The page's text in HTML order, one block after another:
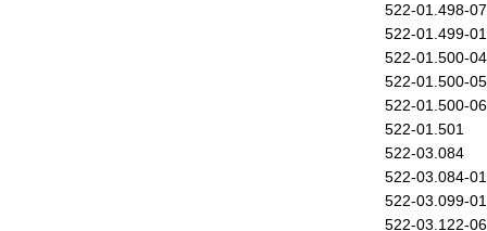
522-01.498-07
522-01.499-01
522-01.500-04
522-01.500-05
522-01.500-06
522-01.501
522-03.084
522-03.084-01
522-03.099-01
522-03.122-06